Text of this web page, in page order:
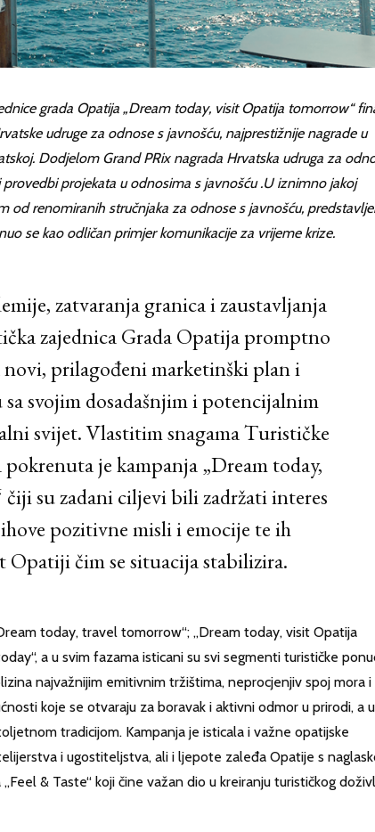
grada Opatija „Dream today, visit Opatija tomorrow“
udruge za odnose s javnošću, najprestižnije nagrade u
Dodjelom Grand PRix nagrada Hrvatska udruga za
projekata u odnosima s javnošću .U iznimno jakoj
od renomiranih stručnjaka za odnose s javnošću,
se kao odličan primjer komunikacije za vrijeme krize.
zatvaranja granica i zaustavljanja
zajednica Grada Opatija promptno
novi, prilagođeni marketinški plan i
svojim dosadašnjim i potencijalnim
svijet. Vlastitim snagama Turističke
je kampanja „Dream today,
su zadani ciljevi bili zadržati interes
pozitivne misli i emocije te ih
čim se situacija stabilizira.
today, travel tomorrow“; „Dream today, visit Opatija
a u svim fazama isticani su svi segmenti turističke
najvažnijim emitivnim tržištima, neprocjenjiv spoj mora i
koje se otvaraju za boravak i aktivni odmor u prirodi, a
tradicijom. Kampanja je isticala i važne opatijske
i ugostiteljstva, ali i ljepote zaleđa Opatije s
& Taste“ koji čine važan dio u kreiranju turističkog